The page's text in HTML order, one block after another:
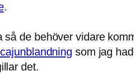
.
de behöver vidare
som jag
det.